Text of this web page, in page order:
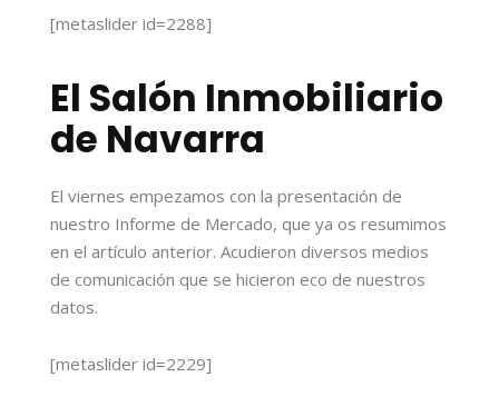
[metaslider id=2288]
El Salón Inmobiliario
de Navarra
El viernes empezamos con la presentación de
nuestro Informe de Mercado, que ya os resumimos
en el artículo anterior. Acudieron diversos medios
de comunicación que se hicieron eco de nuestros
datos.
[metaslider id=2229]